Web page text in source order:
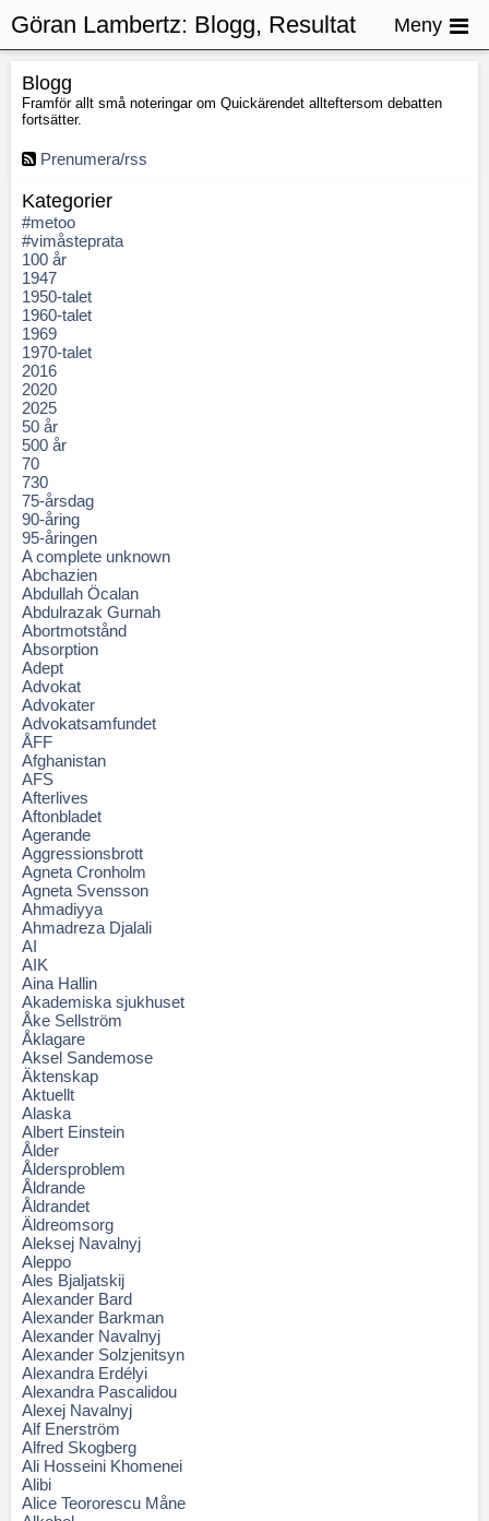
Blogg
Framför allt små noteringar om Quickärendet allteftersom debatten
fortsätter.
Prenumera/rss
Kategorier
#metoo
#vimåsteprata
100 år
1947
1950-talet
1960-talet
1969
1970-talet
2016
2020
2025
50 år
500 år
70
730
75-årsdag
90-åring
95-åringen
A complete unknown
Abchazien
Abdullah Öcalan
Abdulrazak Gurnah
Abortmotstånd
Absorption
Adept
Advokat
Advokater
Advokatsamfundet
ÅFF
Afghanistan
AFS
Afterlives
Aftonbladet
Agerande
Aggressionsbrott
Agneta Cronholm
Agneta Svensson
Ahmadiyya
Ahmadreza Djalali
AI
AIK
Aina Hallin
Akademiska sjukhuset
Åke Sellström
Åklagare
Aksel Sandemose
Äktenskap
Aktuellt
Alaska
Albert Einstein
Ålder
Åldersproblem
Åldrande
Åldrandet
Äldreomsorg
Aleksej Navalnyj
Aleppo
Ales Bjaljatskij
Alexander Bard
Alexander Barkman
Alexander Navalnyj
Alexander Solzjenitsyn
Alexandra Erdélyi
Alexandra Pascalidou
Alexej Navalnyj
Alf Enerström
Alfred Skogberg
Ali Hosseini Khomenei
Alibi
Alice Teororescu Måne
Göran Lambertz: Blogg, Resultat Meny